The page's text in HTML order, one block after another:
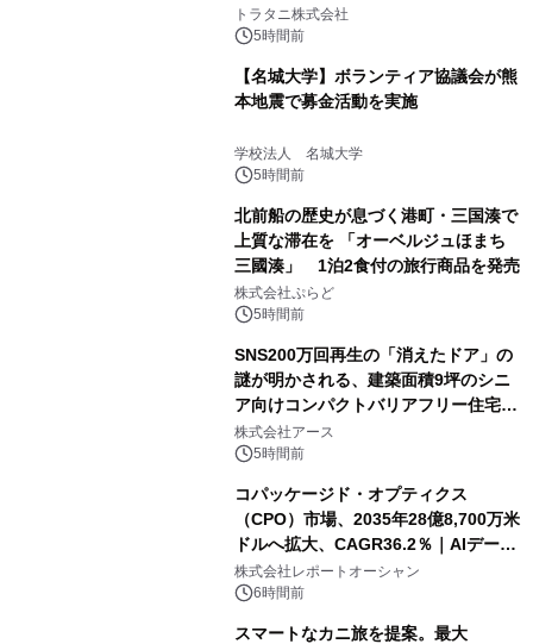
説
トラタニ株式会社
5時間前
【名城大学】ボランティア協議会が熊
本地震で募金活動を実施
学校法人 名城大学
5時間前
北前船の歴史が息づく港町・三国湊で
上質な滞在を 「オーベルジュほまち
三國湊」 1泊2食付の旅行商品を発売
株式会社ぷらど
5時間前
SNS200万回再生の「消えたドア」の
謎が明かされる、建築面積9坪のシニ
ア向けコンパクトバリアフリー住宅が
誕生
株式会社アース
5時間前
コパッケージド・オプティクス
（CPO）市場、2035年28億8,700万米
ドルへ拡大、CAGR36.2％｜AIデータ
センター・高速光通信需要が成長を加
速
株式会社レポートオーシャン
6時間前
スマートなカニ旅を提案。最大